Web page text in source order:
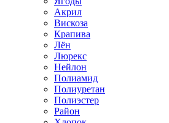
Акрил
Вискоза
Крапива
Лён
Люрекс
Нейлон
Полиамид
Полиуретан
Полиэстер
Район